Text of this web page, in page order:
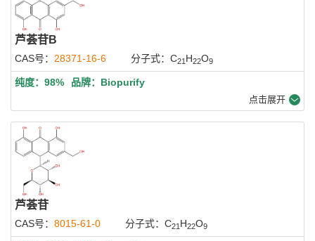
芦荟苷B
CAS号： 28371-16-6 分子式：C21 H22O9
纯度：98% 品牌：Biopurify
点击展开
芦荟苷
CAS号： 8015-61-0 分子式：C21 H22O9